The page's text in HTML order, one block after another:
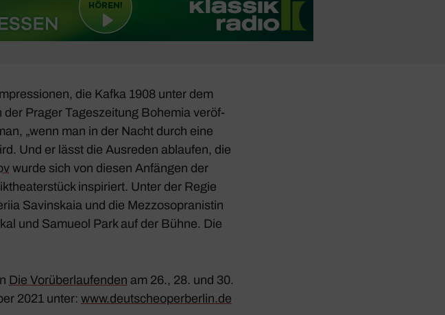
die Kafka 1908 unter dem
der Prager Tages­zei­tung Bohemia veröf­
„wenn man in der Nacht durch eine
Und er lässt die Ausreden ablaufen, die
wurde sich von diesen Anfängen der
inspi­riert. Unter der Regie
Savins­kaia und die Mezzo­so­pra­nistin
und Samueol Park auf der Bühne. Die
Die Vorüberlaufenden am 26., 28. und 30.
2021 unter: www.deutscheoperberlin.de